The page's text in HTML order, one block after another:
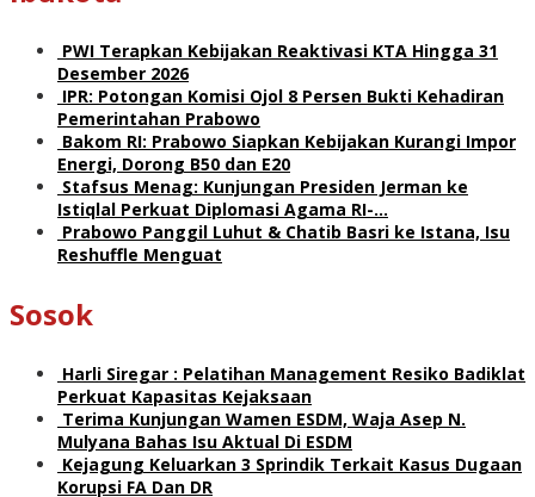
PWI Terapkan Kebijakan Reaktivasi KTA Hingga 31
Desember 2026
IPR: Potongan Komisi Ojol 8 Persen Bukti Kehadiran
Pemerintahan Prabowo
Bakom RI: Prabowo Siapkan Kebijakan Kurangi Impor
Energi, Dorong B50 dan E20
Stafsus Menag: Kunjungan Presiden Jerman ke
Istiqlal Perkuat Diplomasi Agama RI-…
Prabowo Panggil Luhut & Chatib Basri ke Istana, Isu
Reshuffle Menguat
Sosok
Harli Siregar : Pelatihan Management Resiko Badiklat
Perkuat Kapasitas Kejaksaan
Terima Kunjungan Wamen ESDM, Waja Asep N.
Mulyana Bahas Isu Aktual Di ESDM
Kejagung Keluarkan 3 Sprindik Terkait Kasus Dugaan
Korupsi FA Dan DR